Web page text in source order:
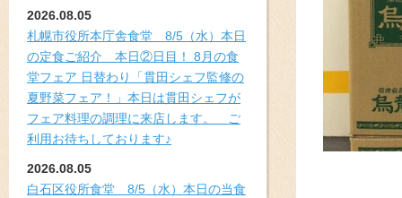
2026.08.05
札幌市役所本庁舎食堂 8/5（水）本日
の定食ご紹介 本日②日目！ 8月の食
堂フェア 日替わり「貫田シェフ監修の
夏野菜フェア！」本日は貫田シェフが
フェア料理の調理に来店します。 ご
利用お待ちしております♪
2026.08.05
白石区役所食堂 8/5（水）本日の当食